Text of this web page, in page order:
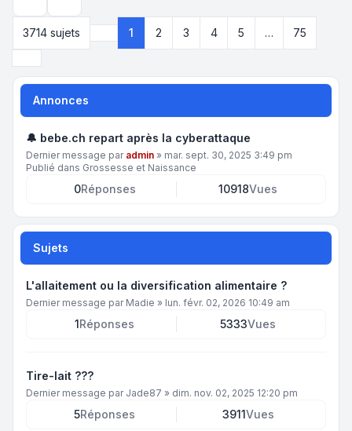
3714 sujets
Page 1 sur75
1 2 3 4 5 …
75
Annonces
🔔 bebe.ch repart après la cyberattaque
Dernier message par admin » mar. sept. 30, 2025 3:49 pm
Publié dans Grossesse et Naissance
0Réponses 10918Vues
Sujets
L'allaitement ou la diversification alimentaire ?
Dernier message par Madie » lun. févr. 02, 2026 10:49 am
1Réponses 5333Vues
Tire-lait ???
Dernier message par Jade87 » dim. nov. 02, 2025 12:20 pm
5Réponses 3911Vues